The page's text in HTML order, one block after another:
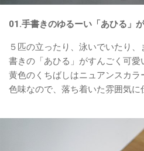
01.手書きのゆるーい「あひる」
５匹の立ったり、泳いでいたり
書きの「あひる」がすんごく可愛
黄色のくちばしはニュアンスカラ
色味なので、落ち着いた雰囲気に